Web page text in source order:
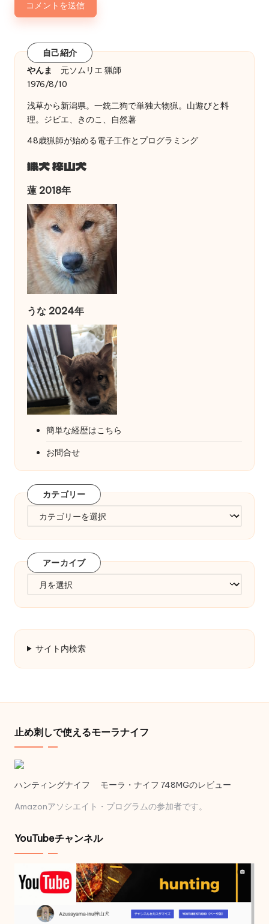
自己紹介
やんま
元ソムリエ 猟師
1976/8/10
浅草から新潟県。一銃二狗で単独大物猟。山遊びと料
理。ジビエ、きのこ、自然薯
48歳猟師が始める電子工作とプログラミング
猟犬 梓山犬
蓮 2018年
うな 2024年
簡単な経歴はこちら
お問合せ
カテゴリー
ゴ
リ
ー
アーカイブ
カ
サイト内検索
止め刺しで使えるモーラナイフ
ハンティングナイフ モーラ・ナイフ 748MGのレビュー
Amazonアソシエイト・プログラムの参加者です。
YouTubeチャンネル